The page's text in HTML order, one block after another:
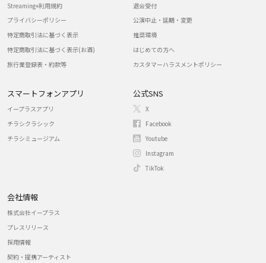
Streaming+利用規約
プライバシーポリシー
特定商取引法に基づく表示
特定商取引法に基づく表示(お酒)
旅行業登録表・約款等
退会受付
公演中止・延期・変更
推奨環境
はじめての方へ
カスタマーハラスメントポリシー
スマートフォンアプリ
イープラスアプリ
チラシクラシック
チラシミュージアム
公式SNS
X
Facebook
Youtube
Instagram
TikTok
会社情報
株式会社イープラス
プレスリリース
採用情報
契約・提携アーティスト